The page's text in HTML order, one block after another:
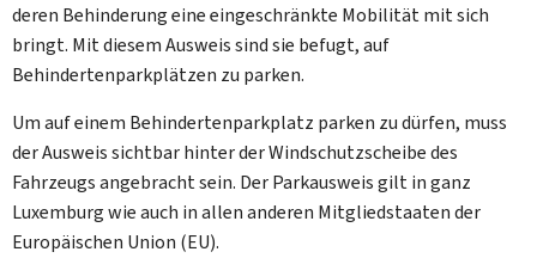
deren Behinderung eine eingeschränkte Mobilität mit sich
bringt. Mit diesem Ausweis sind sie befugt, auf
Behindertenparkplätzen zu parken.
Um auf einem Behindertenparkplatz parken zu dürfen, muss
der Ausweis sichtbar hinter der Windschutzscheibe des
Fahrzeugs angebracht sein. Der Parkausweis gilt in ganz
Luxemburg wie auch in allen anderen Mitgliedstaaten der
Europäischen Union (EU).